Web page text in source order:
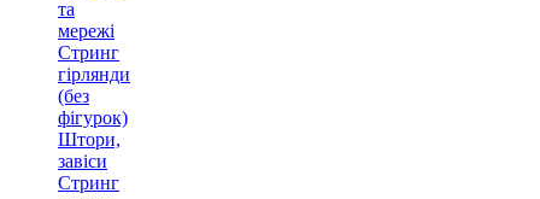
та
мережі
Стринг
гірлянди
(без
фігурок)
Штори,
завіси
Стринг